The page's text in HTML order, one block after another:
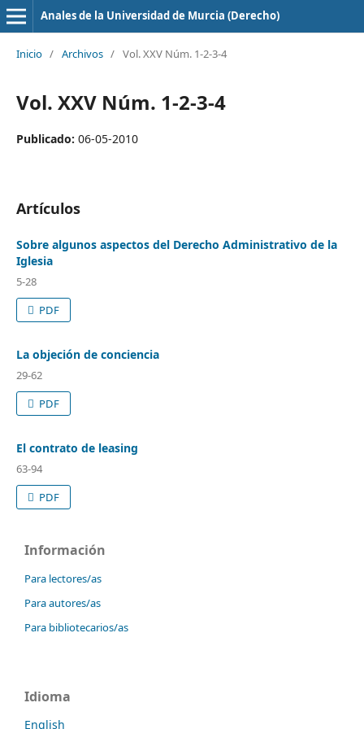
Anales de la Universidad de Murcia (Derecho)
Inicio / Archivos / Vol. XXV Núm. 1-2-3-4
Vol. XXV Núm. 1-2-3-4
Publicado: 06-05-2010
Artículos
Sobre algunos aspectos del Derecho Administrativo de la
Iglesia
5-28
PDF
La objeción de conciencia
29-62
PDF
El contrato de leasing
63-94
PDF
Información
Para lectores/as
Para autores/as
Para bibliotecarios/as
Idioma
English